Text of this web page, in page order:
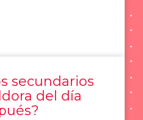
secundarios
del día